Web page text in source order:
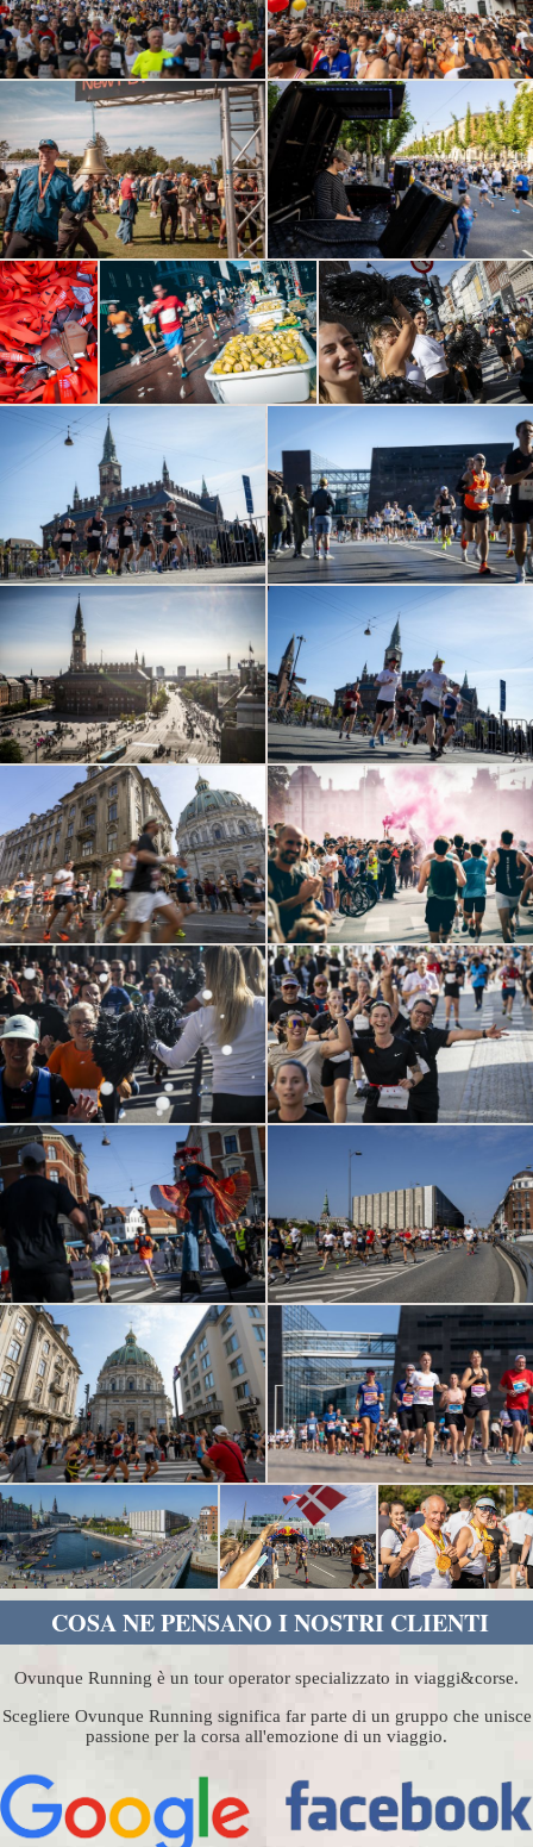
COSA NE PENSANO I NOSTRI CLIENTI
Ovunque Running è un tour operator specializzato in viaggi&corse.
Scegliere Ovunque Running significa far parte di un gruppo che unisce
passione per la corsa all'emozione di un viaggio.